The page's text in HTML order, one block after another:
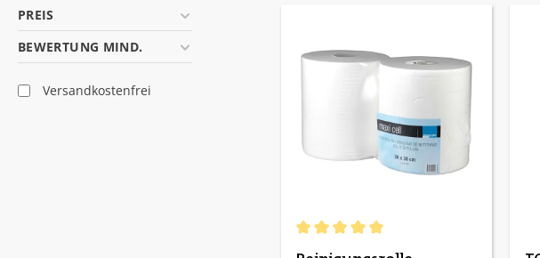
PREIS
BEWERTUNG MIND.
Filter hinzufügen: Versandkostenfrei
Versandkostenfrei